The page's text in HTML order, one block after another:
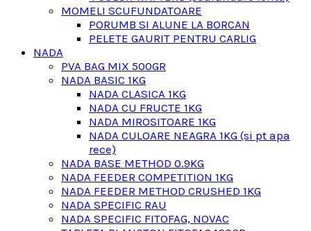
MOMELI SCUFUNDATOARE
PORUMB SI ALUNE LA BORCAN
PELETE GAURIT PENTRU CARLIG
NADA
PVA BAG MIX 500GR
NADA BASIC 1KG
NADA CLASICA 1KG
NADA CU FRUCTE 1KG
NADA MIROSITOARE 1KG
NADA CULOARE NEAGRA 1KG (si pt apa
rece)
NADA BASE METHOD 0.9KG
NADA FEEDER COMPETITION 1KG
NADA FEEDER METHOD CRUSHED 1KG
NADA SPECIFIC RAU
NADA SPECIFIC FITOFAG, NOVAC